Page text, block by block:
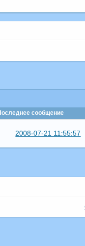
сообщение
2008-07-21 11:55:57